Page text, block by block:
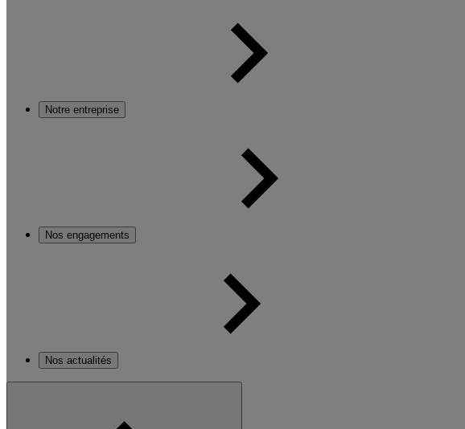
Notre entreprise
Nos engagements
Nos actualités